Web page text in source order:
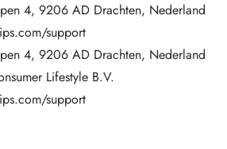
4, 9206 AD Drachten, Nederland
support
4, 9206 AD Drachten, Nederland
Lifestyle B.V.
support